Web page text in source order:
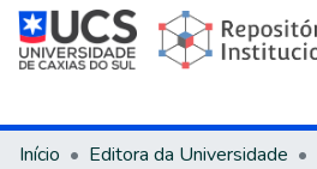
Início Editora da Universidade